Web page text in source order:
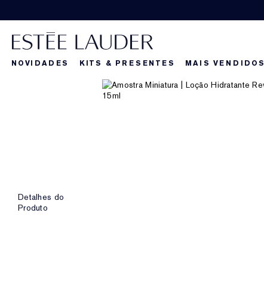
NOVIDADES KITS & PRESENTES MAIS VENDIDOS
Detalhes do
Produto